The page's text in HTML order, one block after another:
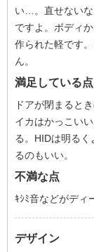
い…。直せないな
ですよ。ボディ
作られた軽です
ん。
満足している点
ドアが閉まると
イカはかっこい
る。HIDは明る
るのもいい。
不満な点
ｷｼﾐ音などがディ
デザイン